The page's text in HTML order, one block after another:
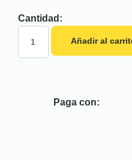
Cantidad:
Añadir al
Paga con: